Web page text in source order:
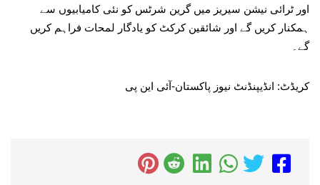
اور ٹرائی نیشن سیریز میں گرین شرٹس کو نئی کامیابیوں سے
ہمکنار کریں گے اور شائقین کرکٹ کو یادگار لمحات فراہم کریں
گے۔
کریڈٹ: انڈیپنڈنٹ نیوز پاکستان-آئی این پی